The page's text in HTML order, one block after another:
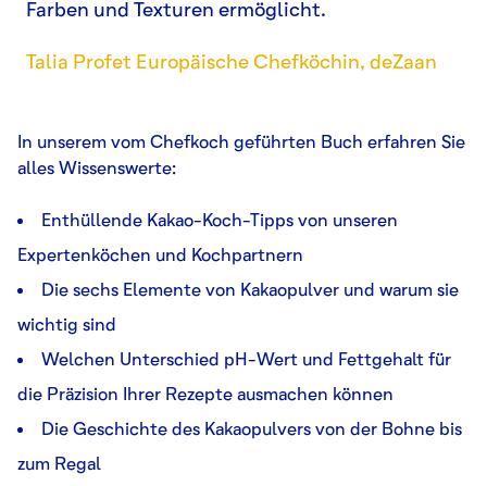
Farben und Texturen ermöglicht.
Talia Profet Europäische Chefköchin, deZaan
In unserem vom Chefkoch geführten Buch erfahren Sie
alles Wissenswerte:
Enthüllende Kakao-Koch-Tipps von unseren
Expertenköchen und Kochpartnern
Die sechs Elemente von Kakaopulver und warum sie
wichtig sind
Welchen Unterschied pH-Wert und Fettgehalt für
die Präzision Ihrer Rezepte ausmachen können
Die Geschichte des Kakaopulvers von der Bohne bis
zum Regal